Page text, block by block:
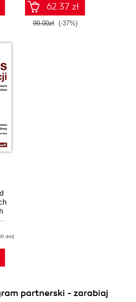
62.37 zł
99.00zł (-37%)
Christopher Brousseau
dni)
partnerski - zarabiaj